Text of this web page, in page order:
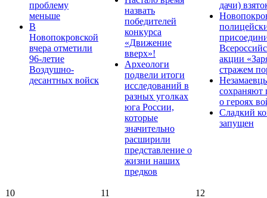
проблему
меньше
В
Новопокровской
вчера отметили
96-летие
Воздушно-
десантных войск
назвать
победителей
конкурса
«Движение
вверх»!
Археологи
подвели итоги
исследований в
разных уголках
юга России,
которые
значительно
расширили
представление о
жизни наших
предков
дачи)
акции
стражем
сохраняют
о героях
Сладкий
запущен
10 11 12